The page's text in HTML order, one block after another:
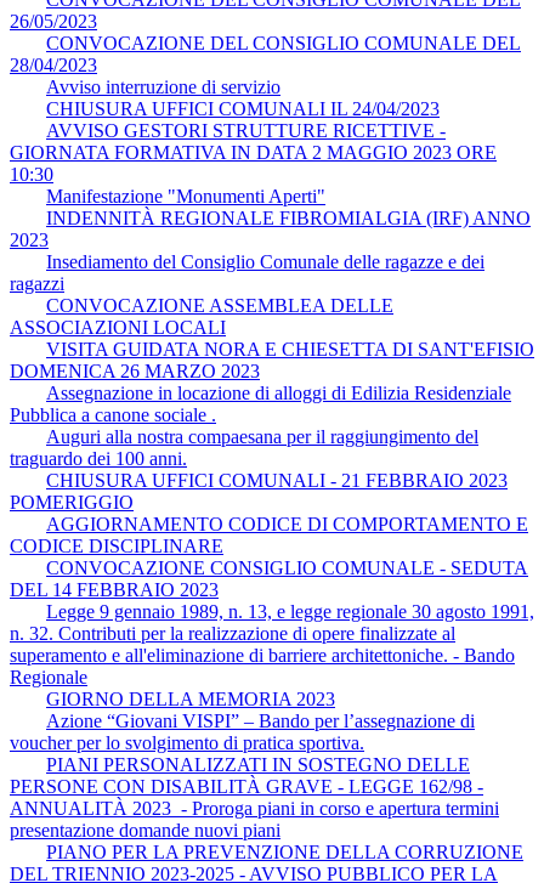
26/05/2023
CONVOCAZIONE DEL CONSIGLIO COMUNALE DEL
28/04/2023
Avviso interruzione di servizio
CHIUSURA UFFICI COMUNALI IL 24/04/2023
AVVISO GESTORI STRUTTURE RICETTIVE -
GIORNATA FORMATIVA IN DATA 2 MAGGIO 2023 ORE
10:30
Manifestazione "Monumenti Aperti"
INDENNITÀ REGIONALE FIBROMIALGIA (IRF) ANNO
2023
Insediamento del Consiglio Comunale delle ragazze e dei
ragazzi
CONVOCAZIONE ASSEMBLEA DELLE
ASSOCIAZIONI LOCALI
VISITA GUIDATA NORA E CHIESETTA DI SANT'EFISIO
DOMENICA 26 MARZO 2023
Assegnazione in locazione di alloggi di Edilizia Residenziale
Pubblica a canone sociale .
Auguri alla nostra compaesana per il raggiungimento del
traguardo dei 100 anni.
CHIUSURA UFFICI COMUNALI - 21 FEBBRAIO 2023
POMERIGGIO
AGGIORNAMENTO CODICE DI COMPORTAMENTO E
CODICE DISCIPLINARE
CONVOCAZIONE CONSIGLIO COMUNALE - SEDUTA
DEL 14 FEBBRAIO 2023
Legge 9 gennaio 1989, n. 13, e legge regionale 30 agosto 1991,
n. 32. Contributi per la realizzazione di opere finalizzate al
superamento e all'eliminazione di barriere architettoniche. - Bando
Regionale
GIORNO DELLA MEMORIA 2023
Azione “Giovani VISPI” – Bando per l’assegnazione di
voucher per lo svolgimento di pratica sportiva.
PIANI PERSONALIZZATI IN SOSTEGNO DELLE
PERSONE CON DISABILITÀ GRAVE - LEGGE 162/98 -
ANNUALITÀ 2023 - Proroga piani in corso e apertura termini
presentazione domande nuovi piani
PIANO PER LA PREVENZIONE DELLA CORRUZIONE
DEL TRIENNIO 2023-2025 - AVVISO PUBBLICO PER LA